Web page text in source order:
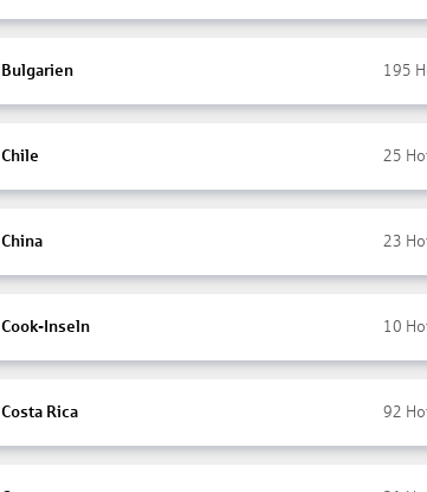
Bulgarien 195
Chile 25
China 23
Cook-Inseln 10
Costa Rica 92